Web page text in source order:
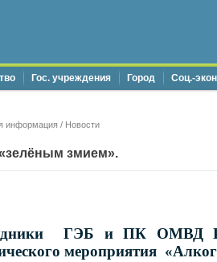
Гос. учреждения Город Соц.-
информация / Новости
змием».
ГЭБ и ПК ОМВД
мероприятия